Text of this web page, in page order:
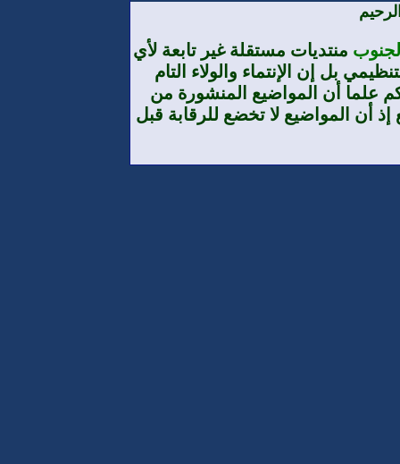
منتديات مستقلة غير تابعة لأي
بل إن الإنتماء والولاء التام
علما أن المواضيع المنشورة من
أن المواضيع لا تخضع للرقابة قبل